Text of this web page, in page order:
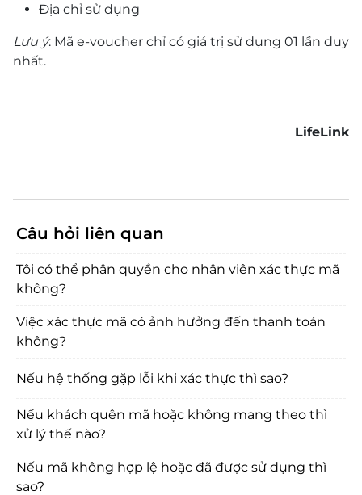
Địa chỉ sử dụng
Lưu ý: Mã e-voucher chỉ có giá trị sử dụng 01 lần duy
nhất.
LifeLink
Câu hỏi liên quan
Tôi có thể phân quyền cho nhân viên xác thực mã
không?
Việc xác thực mã có ảnh hưởng đến thanh toán
không?
Nếu hệ thống gặp lỗi khi xác thực thì sao?
Nếu khách quên mã hoặc không mang theo thì
xử lý thế nào?
Nếu mã không hợp lệ hoặc đã được sử dụng thì
sao?